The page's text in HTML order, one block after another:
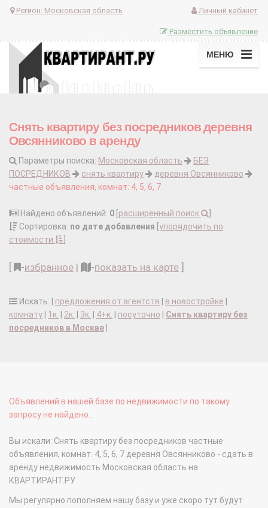
Регион: Московская область Личный кабинет
Разместить объявление
МЕНЮ
Снять квартиру без посредников деревня
Овсянниково в аренду
Параметры поиска: Московская область
БЕЗ
ПОСРЕДНИКОВ
снять квартиру
деревня Овсянниково
частные объявления, комнат: 4, 5, 6, 7
Найдено объявлений: 0 расширенный поиск
Сортировка: по дате добавления упорядочить по
стоимости
-избранное | -показать на карте
Искать: | предложения от агентств в новостройке
комнату
1к. 2к. 3к. 4+к. посуточно
Снять квартиру без
посредников в Москве
Объявлений в нашей базе по недвижимости по такому
запросу не найдено...
Вы искали: Снять квартиру без посредников частные
объявления, комнат: 4, 5, 6, 7 деревня Овсянниково - сдать в
аренду недвижимость Московская область на
КВАРТИРАНТ.РУ
Мы регулярно пополняем нашу базу и уже скоро тут будут